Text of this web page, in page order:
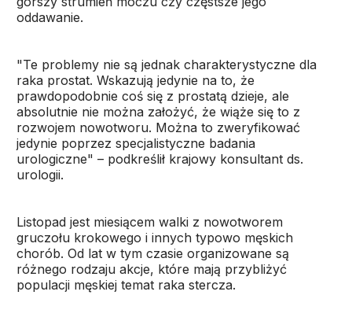
oddawanie.
"Te problemy nie są jednak charakterystyczne dla
raka prostat. Wskazują jedynie na to, że
prawdopodobnie coś się z prostatą dzieje, ale
absolutnie nie można założyć, że wiąże się to z
rozwojem nowotworu. Można to zweryfikować
jedynie poprzez specjalistyczne badania
urologiczne" – podkreślił krajowy konsultant ds.
urologii.
Listopad jest miesiącem walki z nowotworem
gruczołu krokowego i innych typowo męskich
chorób. Od lat w tym czasie organizowane są
różnego rodzaju akcje, które mają przybliżyć
populacji męskiej temat raka stercza.